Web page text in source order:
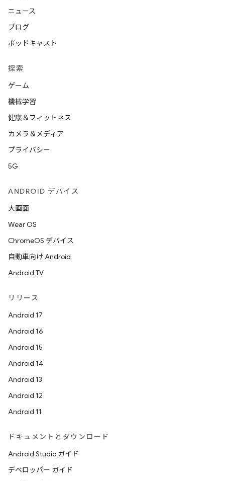
ニュース
ブログ
ポッドキャスト
探索
ゲーム
機械学習
健康＆フィットネス
カメラ＆メディア
プライバシー
5G
ANDROID デバイス
大画面
Wear OS
ChromeOS デバイス
自動車向け Android
Android TV
リリース
Android 17
Android 16
Android 15
Android 14
Android 13
Android 12
Android 11
ドキュメントとダウンロード
Android Studio ガイド
デベロッパー ガイド